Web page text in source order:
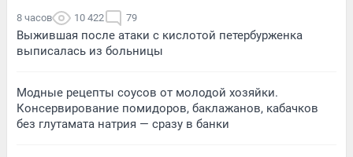
8 часов 10 422 79
Выжившая после атаки с кислотой петербурженка
выписалась из больницы
Модные рецепты соусов от молодой хозяйки.
Консервирование помидоров, баклажанов, кабачков
без глутамата натрия — сразу в банки